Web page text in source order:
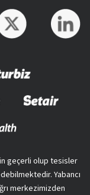
geçerli olup tesisler
Yabancı
merkezimizden